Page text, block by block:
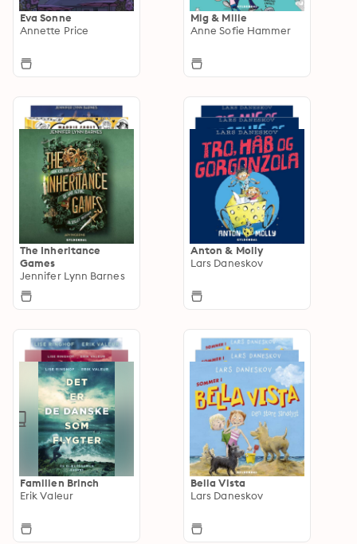
Eva Sonne
Annette Price
Mig & Mille
Anne Sofie Hammer
The Inheritance
Games
Jennifer Lynn Barnes
Anton & Molly
Lars Daneskov
Familien Brinch
Erik Valeur
Bella Vista
Lars Daneskov